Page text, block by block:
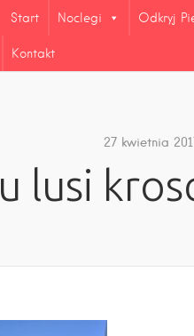
Start Noclegi Odkryj
Kontakt
27 kwietnia
u lusi